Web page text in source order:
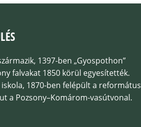
1397-ben „Gyospothon”
falvakat 1850 körül egyesítették.
1870-ben felépült a református
a Pozsony–Komárom-vasútvonal.